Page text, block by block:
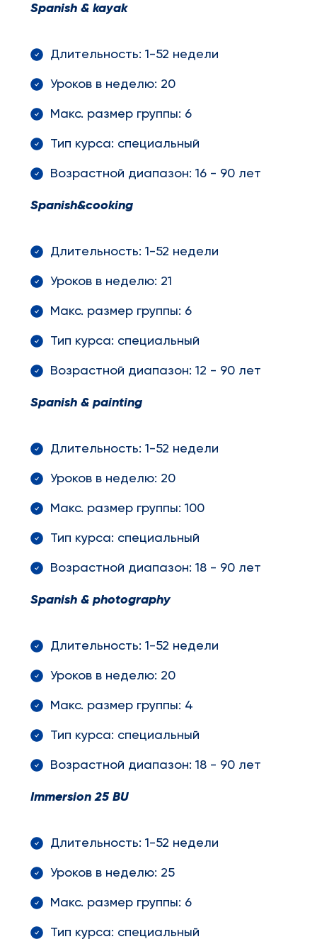
Spanish& kayak
Длительность: 1-52 недели
Уроков в неделю: 20
Макс. размер группы: 6
Тип курса: специальный
Возрастной диапазон: 16 - 90 лет
Spanish&cooking
Длительность: 1-52 недели
Уроков в неделю: 21
Макс. размер группы: 6
Тип курса: специальный
Возрастной диапазон: 12 - 90 лет
Spanish& painting
Длительность: 1-52 недели
Уроков в неделю: 20
Макс. размер группы: 100
Тип курса: специальный
Возрастной диапазон: 18 - 90 лет
Spanish& photography
Длительность: 1-52 недели
Уроков в неделю: 20
Макс. размер группы: 4
Тип курса: специальный
Возрастной диапазон: 18 - 90 лет
Immersion25 BU
Длительность: 1-52 недели
Уроков в неделю: 25
Макс. размер группы: 6
Тип курса: специальный